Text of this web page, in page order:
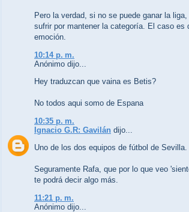
Pero la verdad, si no se puede ganar la
sufrir por mantener la categoría. El caso es
emoción.
10:14 p. m.
Anónimo dijo...
Hey traduzcan que vaina es Betis?
No todos aqui somo de Espana
10:35 p. m.
Ignacio G.R: Gavilán dijo...
Uno de los dos equipos de fútbol de Sevilla.
Seguramente Rafa, que por lo que veo
te podrá decir algo más.
11:21 p. m.
Anónimo dijo...